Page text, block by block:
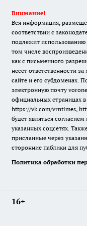
Внимание!
Вся информация,
соответствии с
подлежит
том числе
как с письменного
несет ответственности
сайте и его субдоменах.
электронную почту
официальных страницах
https://vk.com/vrntimes,
будет являться
указанных соцсетях.
присланные через
сторонние паблики для
Политика обработки
16+